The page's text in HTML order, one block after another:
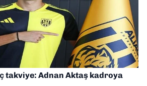
takviye: Adnan Aktaş kadroya